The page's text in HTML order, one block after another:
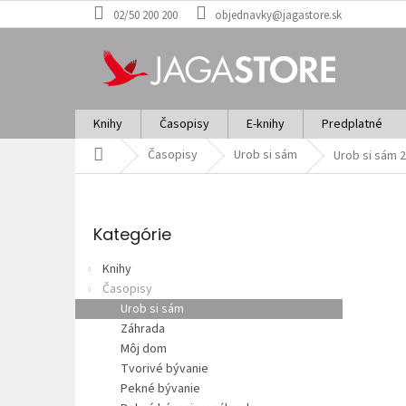
Prejsť
02/50 200 200 objednavky@jagastore.sk
Knihy Časopisy E-knihy
Predplatné
Domov Časopisy Urob si sám Urob si sám
a
n
kategórie
Kategórie
Knihy
Časopisy
Urob si sám
Záhrada
Môj dom
Tvorivé bývanie
Pekné bývanie